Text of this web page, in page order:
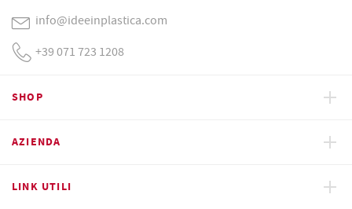
info@ideeinplastica.com
+39 071 723 1208
SHOP
AZIENDA
LINK UTILI